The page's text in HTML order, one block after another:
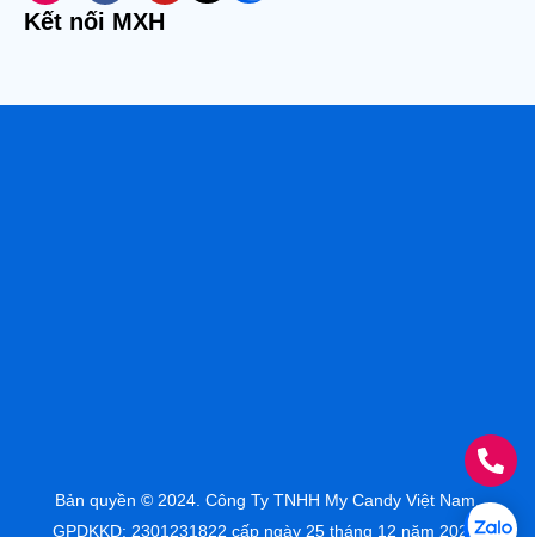
Kết nối MXH
Bản quyền © 2024. Công Ty TNHH My Candy Việt Nam.
GPDKKD: 2301231822 cấp ngày 25 tháng 12 năm 2023.